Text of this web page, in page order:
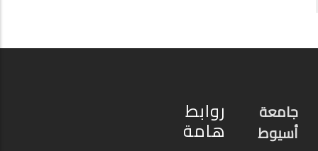
جامعة
أسيوط
روابط
هامة